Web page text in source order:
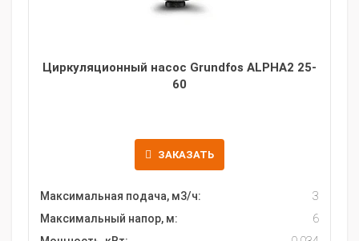
Циркуляционный насос Grundfos ALPHA2 25-
60
ЗАКАЗАТЬ
Максимальная подача, м3/ч:
3
Максимальный напор, м:
6